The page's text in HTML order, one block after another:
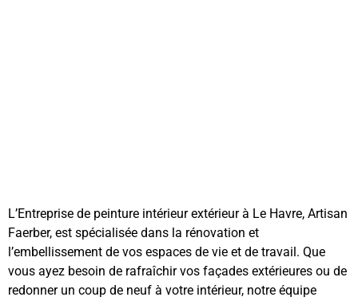
L’Entreprise de peinture intérieur extérieur à Le Havre, Artisan
Faerber, est spécialisée dans la rénovation et
l’embellissement de vos espaces de vie et de travail. Que
vous ayez besoin de rafraîchir vos façades extérieures ou de
redonner un coup de neuf à votre intérieur, notre équipe